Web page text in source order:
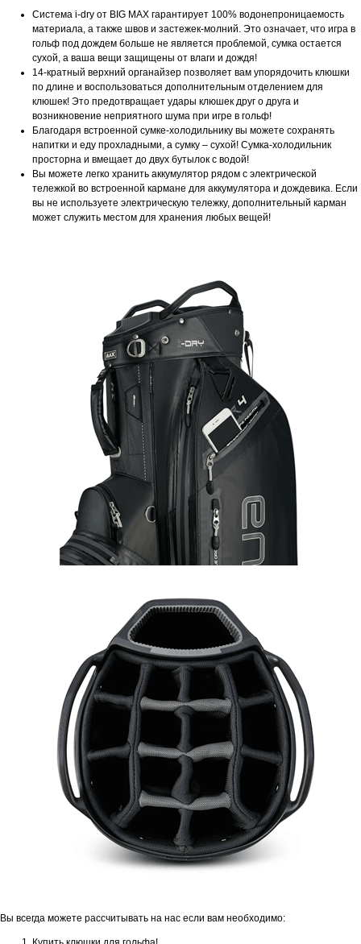
Система i-dry от BIG MAX гарантирует 100% водонепроницаемость
материала, а также швов и застежек-молний. Это означает, что игра в
гольф под дождем больше не является проблемой, сумка остается
сухой, а ваша вещи защищены от влаги и дождя!
14-кратный верхний органайзер позволяет вам упорядочить клюшки
по длине и воспользоваться дополнительным отделением для
клюшек! Это предотвращает удары клюшек друг о друга и
возникновение неприятного шума при игре в гольф!
Благодаря встроенной сумке-холодильнику вы можете сохранять
напитки и еду прохладными, а сумку – сухой! Сумка-холодильник
просторна и вмещает до двух бутылок с водой!
Вы можете легко хранить аккумулятор рядом с электрической
тележкой во встроенной кармане для аккумулятора и дождевика. Если
вы не используете электрическую тележку, дополнительный карман
может служить местом для хранения любых вещей!
Вы всегда можете рассчитывать на нас если вам необходимо: